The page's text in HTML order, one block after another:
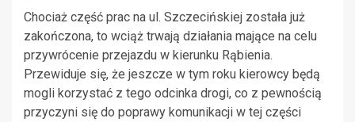
Chociaż część prac na ul. Szczecińskiej została już
zakończona, to wciąż trwają działania mające na celu
przywrócenie przejazdu w kierunku Rąbienia.
Przewiduje się, że jeszcze w tym roku kierowcy będą
mogli korzystać z tego odcinka drogi, co z pewnością
przyczyni się do poprawy komunikacji w tej części